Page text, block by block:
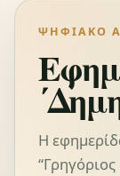
ΨΗΦΙΑΚΌ
Η
“Γρηγόριος